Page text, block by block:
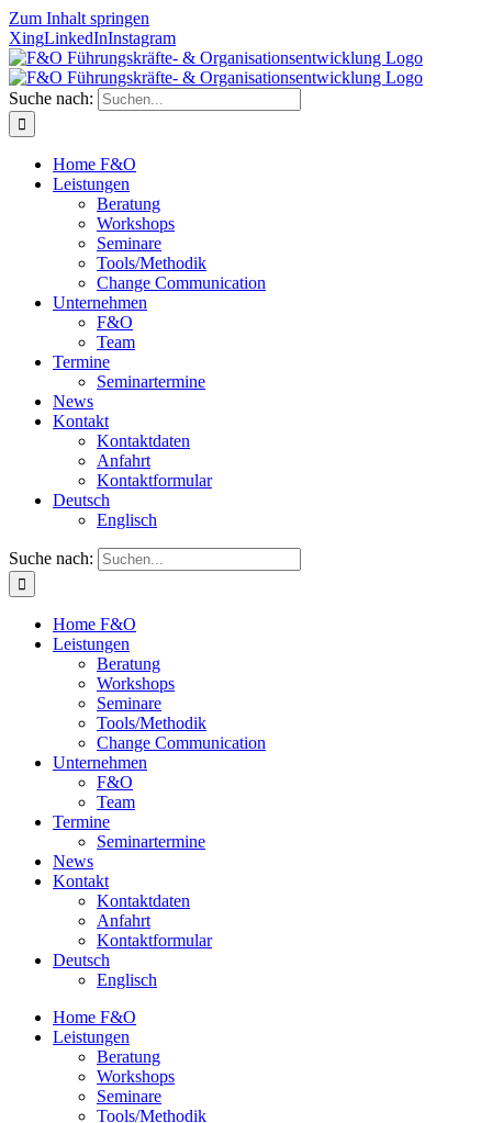
Zum Inhalt springen
XingLinkedInInstagram
Suche nach:
Home F&O
Leistungen
Beratung
Workshops
Seminare
Tools/Methodik
Change Communication
Unternehmen
F&O
Team
Termine
Seminartermine
News
Kontakt
Kontaktdaten
Anfahrt
Kontaktformular
Deutsch
Englisch
Suche nach:
Home F&O
Leistungen
Beratung
Workshops
Seminare
Tools/Methodik
Change Communication
Unternehmen
F&O
Team
Termine
Seminartermine
News
Kontakt
Kontaktdaten
Anfahrt
Kontaktformular
Deutsch
Englisch
Home F&O
Leistungen
Beratung
Workshops
Seminare
Tools/Methodik